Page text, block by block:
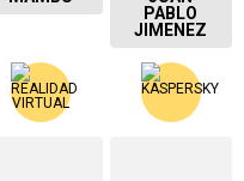
PABLO
JIMENEZ